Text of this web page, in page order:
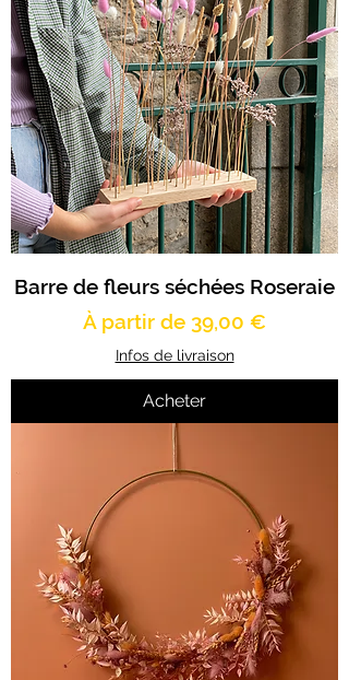
Barre de fleurs séchées Roseraie
À partir de 39,00 €
Prix promotionnel
Infos de livraison
Acheter